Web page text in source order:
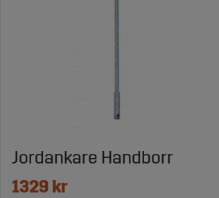
Jordankare Handborr
1329 kr